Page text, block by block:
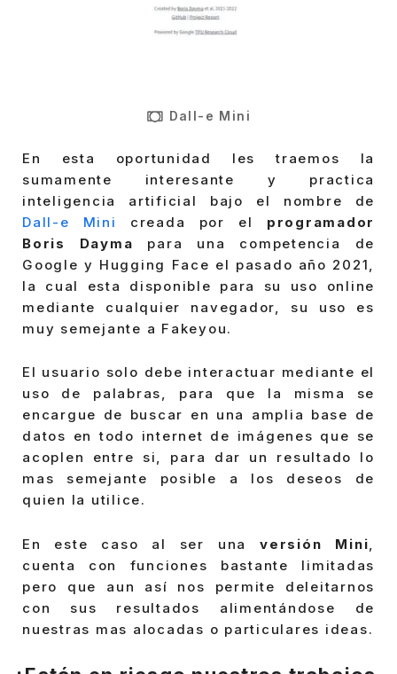
Dall-e Mini
En esta oportunidad les traemos la
sumamente interesante y practica
inteligencia artificial bajo el nombre de
Dall-e Mini
creada por el programador
Boris Dayma para una competencia de
Google y Hugging Face el pasado año 2021,
la cual esta disponible para su uso online
mediante cualquier navegador, su uso es
muy semejante a Fakeyou.
El usuario solo debe interactuar mediante el
uso de palabras, para que la misma se
encargue de buscar en una amplia base de
datos en todo internet de imágenes que se
acoplen entre si, para dar un resultado lo
mas semejante posible a los deseos de
quien la utilice.
En este caso al ser unaversión Mini
cuenta con funciones bastante limitadas
pero que aun así nos permite deleitarnos
con sus resultados alimentándose de
nuestras mas alocadas o particulares ideas.